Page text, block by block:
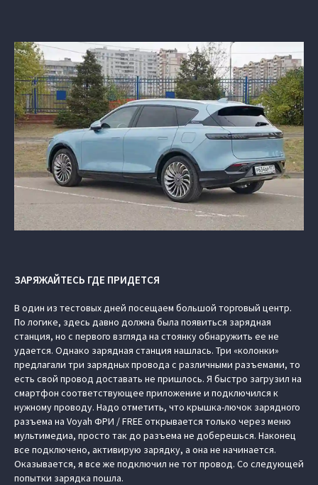
ЗАРЯЖАЙТЕСЬ ГДЕ ПРИДЕТСЯ
В один из тестовых дней посещаем большой торговый центр.
По логике, здесь давно должна была появиться зарядная
станция, но с первого взгляда на стоянку обнаружить ее не
удается. Однако зарядная станция нашлась. Три «колонки»
предлагали три зарядных провода с различными разъемами, то
есть свой провод доставать не пришлось. Я быстро загрузил на
смартфон соответствующее приложение и подключился к
нужному проводу. Надо отметить, что крышка-лючок зарядного
разъема на Voyah ФРИ / FREE открывается только через меню
мультимедиа, просто так до разъема не доберешься. Наконец
все подключено, активирую зарядку, а она не начинается.
Оказывается, я все же подключил не тот провод. Со следующей
попытки зарядка пошла.